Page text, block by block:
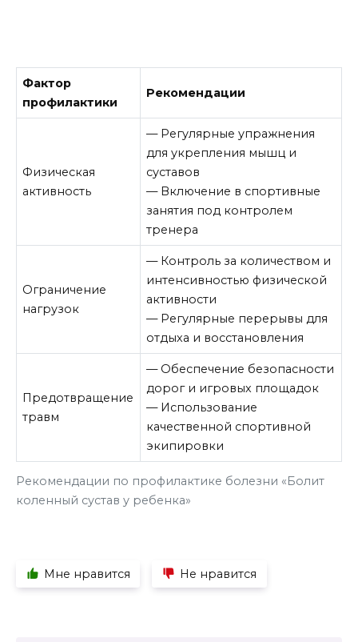
Рекомендации по профилактике болезни «Болит
коленный сустав у ребенка»
Фактор
профилактики
Рекомендации
Физическая
активность
— Регулярные упражнения
для укрепления мышц и
суставов
— Включение в спортивные
занятия под контролем
тренера
Ограничение
нагрузок
— Контроль за количеством и
интенсивностью физической
активности
— Регулярные перерывы для
отдыха и восстановления
Предотвращение
травм
— Обеспечение безопасности
дорог и игровых площадок
— Использование
качественной спортивной
экипировки
Мне нравится Не нравится